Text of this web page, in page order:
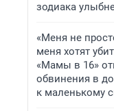
зодиака
«Меня не
меня хотят
«Мамы в 16»
обвинения в
к маленькому